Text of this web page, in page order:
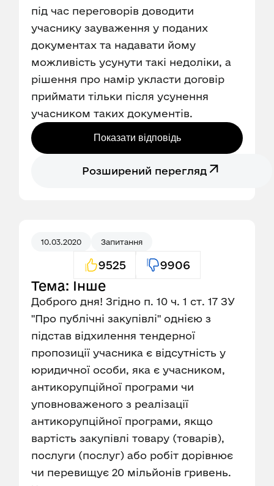
під час переговорів доводити
учаснику зауваження у поданих
документах та надавати йому
можливість усунути такі недоліки, а
рішення про намір укласти договір
приймати тільки після усунення
учасником таких документів.
Показати відповідь
Розширений перегляд
10.03.2020 Запитання
9525 9906
Тема: Інше
Доброго дня! Згідно п. 10 ч. 1 ст. 17 ЗУ
"Про публічні закупівлі" однією з
підстав відхилення тендерної
пропозиції учасника є відсутність у
юридичної особи, яка є учасником,
антикорупційної програми чи
уповноваженого з реалізації
антикорупційної програми, якщо
вартість закупівлі товару (товарів),
послуги (послуг) або робіт дорівнює
чи перевищує 20 мільйонів гривень.